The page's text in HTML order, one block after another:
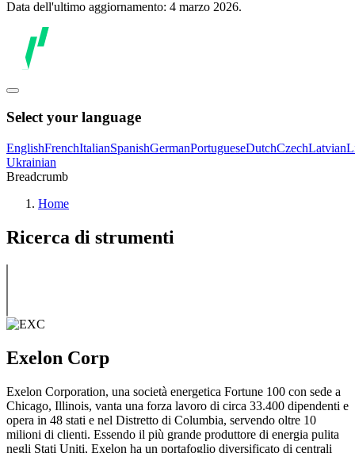
Data dell'ultimo aggiornamento: 4 marzo 2026.
Select your language
EnglishFrenchItalianSpanishGermanPortugueseDutchCzechLatvian
Ukrainian
Breadcrumb
Home
Ricerca di strumenti
Exelon Corp
Exelon Corporation, una società energetica Fortune 100 con sede a
Chicago, Illinois, vanta una forza lavoro di circa 33.400 dipendenti e
opera in 48 stati e nel Distretto di Columbia, servendo oltre 10
milioni di clienti. Essendo il più grande produttore di energia pulita
negli Stati Uniti, Exelon ha un portafoglio diversificato di centrali